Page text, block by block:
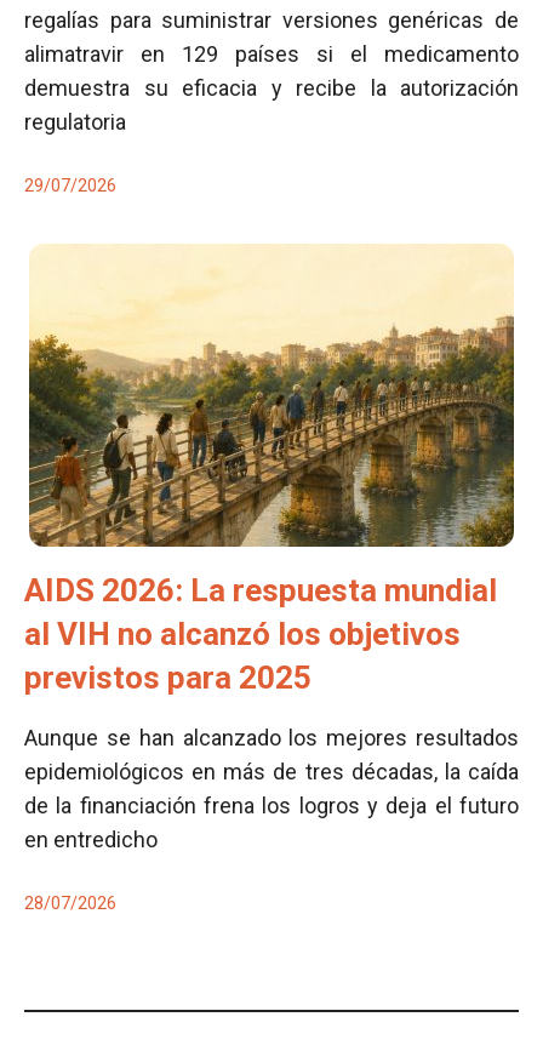
regalías para suministrar versiones genéricas de
alimatravir en 129 países si el medicamento
demuestra su eficacia y recibe la autorización
regulatoria
29/07/2026
AIDS 2026: La respuesta mundial
al VIH no alcanzó los objetivos
previstos para 2025
Aunque se han alcanzado los mejores resultados
epidemiológicos en más de tres décadas, la caída
de la financiación frena los logros y deja el futuro
en entredicho
28/07/2026